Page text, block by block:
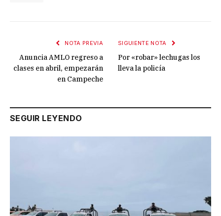
NOTA PREVIA
Anuncia AMLO regreso a
clases en abril, empezarán
en Campeche
SIGUIENTE NOTA
Por «robar» lechugas los
lleva la policía
SEGUIR LEYENDO